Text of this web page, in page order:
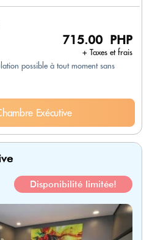
715.00 PHP
+ Taxes et frais
possible à tout moment sans
Exécutive
Disponibilité limitée!